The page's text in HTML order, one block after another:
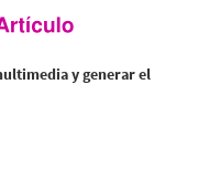
y generar el